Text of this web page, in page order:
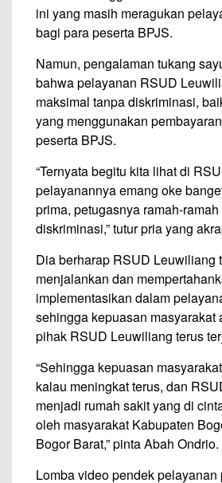
ini yang masih meragukan
bagi para peserta BPJS.
Namun, pengalaman tukang
bahwa pelayanan RSUD
maksimal tanpa diskriminasi,
yang menggunakan
peserta BPJS.
“Ternyata begitu kita lihat di
pelayanannya emang oke
prima, petugasnya ramah-
diskriminasi,” tutur pria yang
Dia berharap RSUD Leuwiliang
menjalankan dan
implementasikan dalam
sehingga kepuasan masyarakat
pihak RSUD Leuwiliang terus
“Sehingga kepuasan
kalau meningkat terus, dan
menjadi rumah sakit yang di
oleh masyarakat Kabupaten
Bogor Barat,” pinta Abah Ondrio.
Lomba video pendek pelayanan